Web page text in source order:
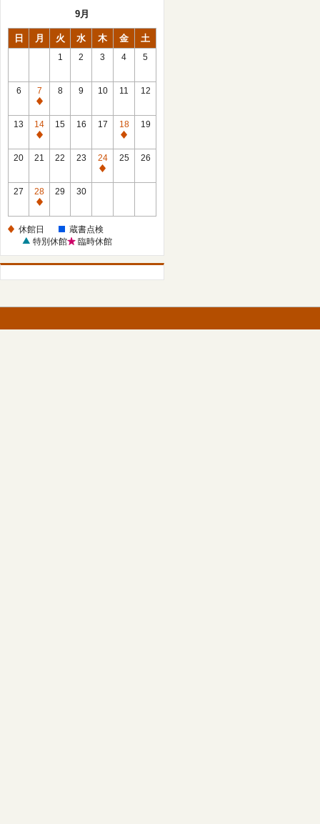
9月
日 月 火 水 木 金 土
1 2 3 4 5
6
7
休
館
日
8 9 10 11 12
13
14
休
館
15 16 17
18
休
館
19
20 21 22 23
24
休
25 26
27
28
休
日
29 30
休館日
蔵書点検
特別休館
臨時休館